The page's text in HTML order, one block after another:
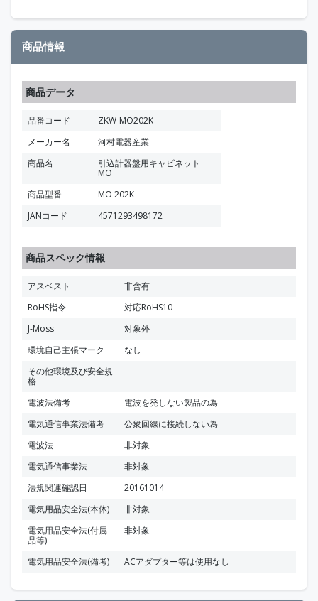
商品情報
商品データ
品番コード
ZKW-MO202K
メーカー名
河村電器産業
商品名
引込計器盤用キャビネット
MO
商品型番
MO 202K
JANコード
4571293498172
商品スペック情報
アスベスト
非含有
RoHS指令
対応RoHS10
J-Moss
対象外
環境自己主張マーク
なし
その他環境及び安全規
格
電波法備考
電波を発しない製品の為
電気通信事業法備考
公衆回線に接続しない為
電波法
非対象
電気通信事業法
非対象
法規関連確認日
20161014
電気用品安全法(本体)
非対象
電気用品安全法(付属
品等)
非対象
電気用品安全法(備考) ACアダプター等は使用なし